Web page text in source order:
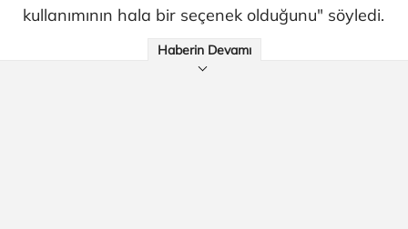
kullanımının hala bir seçenek olduğunu" söyledi.
Haberin Devamı